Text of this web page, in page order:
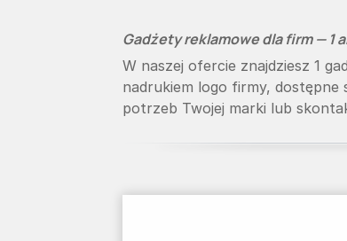
Gadżety reklamowe dla firm — 1
W naszej ofercie znajdziesz 1
nadrukiem logo firmy, dostępne
potrzeb Twojej marki lub